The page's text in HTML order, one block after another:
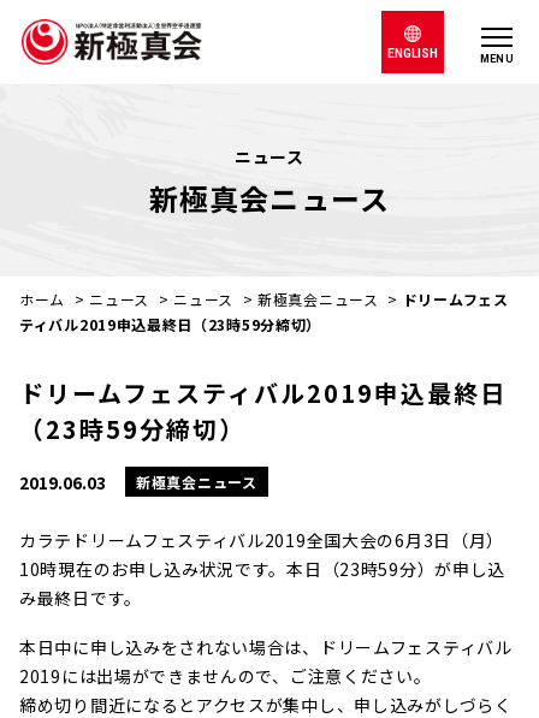
MENU
ENGLISH
ニュース
新極真会ニュース
ホーム > ニュース > ニュース >新極真会ニュース > ドリームフェス
ティバル2019申込最終日（23時59分締切）
ドリームフェスティバル2019申込最終日
（23時59分締切）
2019.06.03 新極真会ニュース
カラテドリームフェスティバル2019全国大会の6月3日（月）
10時現在のお申し込み状況です。本日（23時59分）が申し込
み最終日です。
本日中に申し込みをされない場合は、ドリームフェスティバル
2019には出場ができませんので、ご注意ください。
締め切り間近になるとアクセスが集中し、申し込みがしづらく